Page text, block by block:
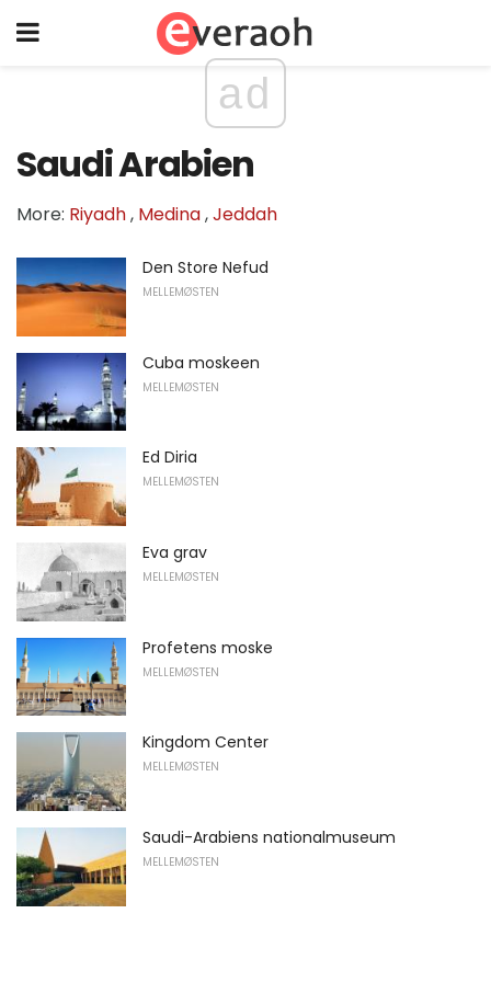
ad
Saudi Arabien
More: Riyadh, Medina,Jeddah
Den Store Nefud
MELLEMØSTEN
Cuba moskeen
MELLEMØSTEN
Ed Diria
MELLEMØSTEN
Eva grav
MELLEMØSTEN
Profetens moske
MELLEMØSTEN
Kingdom Center
MELLEMØSTEN
Saudi-Arabiens nationalmuseum
MELLEMØSTEN